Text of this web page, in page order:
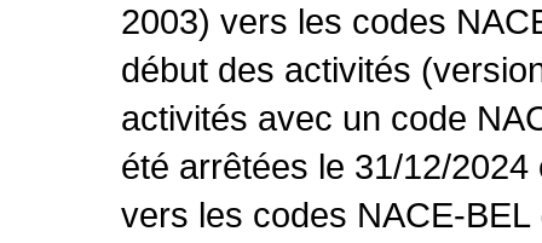
2003) vers les codes
début des activités
activités avec un code
été arrêtées le 31/12/
vers les codes NACE-